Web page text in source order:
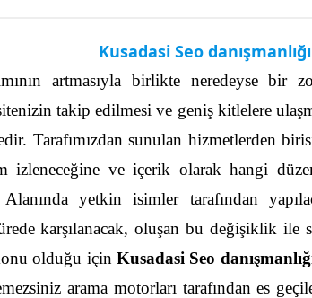
Kusadasi Seo danışmanlığı
artmasıyla birlikte neredeyse bir
takip edilmesi ve geniş kitlelere
Tarafımızdan sunulan hizmetlerden
izleneceğine ve içerik olarak hangi
yetkin isimler tarafından
karşılanacak, oluşan bu değişiklik ile
olduğu için Kusadasi Seo
arama motorları tarafından es